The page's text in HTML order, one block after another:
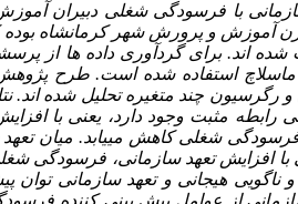
با فرسودگی شغلی دبیران
آموزش و پرورش شهر کرمانشاه بوده
ای نمونه ای به حجم 300 نفر انتخاب شده اند. برای گردآوری
ماسلاچ استفاده شده است. طرح
چند متغیره تحلیل شده اند.
مثبت وجود دارد، یعنی با افزایش
شغلی کاهش می­یابد. میان
افزایش تعهد سازمانی، فرسودگی
هیجانی و تعهد سازمانی توان